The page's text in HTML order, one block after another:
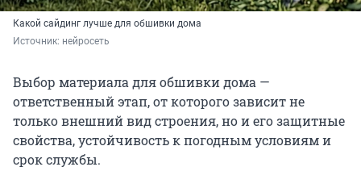
Какой сайдинг лучше для обшивки дома
Источник: нейросеть
Выбор материала для обшивки дома —
ответственный этап, от которого зависит не
только внешний вид строения, но и его защитные
свойства, устойчивость к погодным условиям и
срок службы.